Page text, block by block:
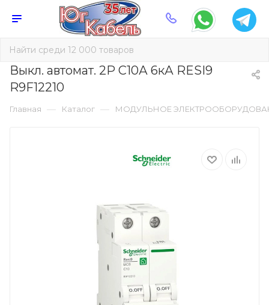
Выкл. автомат. 2Р С10А 6кА RESI9
R9F12210
Главная — Каталог — МОДУЛЬНОЕ